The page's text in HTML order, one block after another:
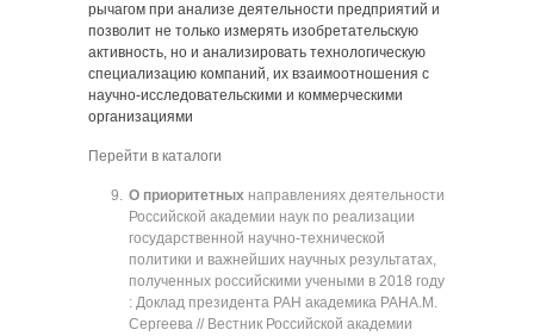
рычагом при анализе деятельности предприятий и
позволит не только измерять изобретательскую
активность, но и анализировать технологическую
специализацию компаний, их взаимоотношения с
научно-исследовательскими и коммерческими
организациями
Перейти в каталоги
О приоритетных направлениях деятельности
Российской академии наук по реализации
государственной научно-технической
политики и важнейших научных результатах,
полученных российскими учеными в 2018 году
: Доклад президента РАН академика РАНА.М.
Сергеева // Вестник Российской академии